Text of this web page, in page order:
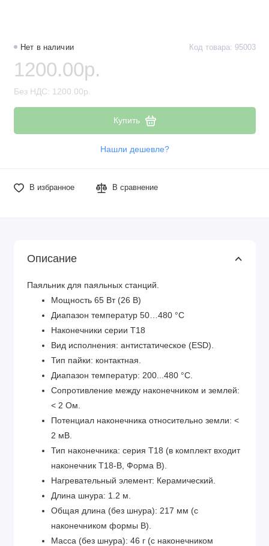
Нет в наличии Код товара: 95003
1200.00р.
Без НДС: 1200.00р.
Купить
Нашли дешевле?
В избранное В сравнение
Описание
Паяльник для паяльных станций.
Мощность 65 Вт (26 В)
Диапазон температур 50…480 °C
Наконечники серии T18
Вид исполнения: антистатическое (ESD).
Тип пайки: контактная.
Диапазон температур: 200...480 °C.
Сопротивление между наконечником и землей:
< 2 Ом.
Потенциал наконечника относительно земли: <
2 мВ.
Тип наконечника: серия T18 (в комплект входит
наконечник T18-B, Форма B).
Нагревательный элемент: Керамический.
Длина шнура: 1.2 м.
Общая длина (без шнура): 217 мм (с
наконечником формы B).
Масса (без шнура): 46 г (с наконечником